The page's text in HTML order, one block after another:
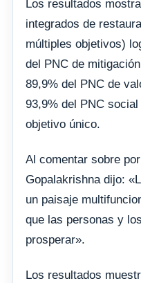
Los resultados
integrados de
múltiples objetivos)
del PNC de
89,9% del PNC de
93,9% del PNC
objetivo único.
Al comentar sobre
Gopalakrishna dijo:
un paisaje
que las personas y
prosperar».
Los resultados